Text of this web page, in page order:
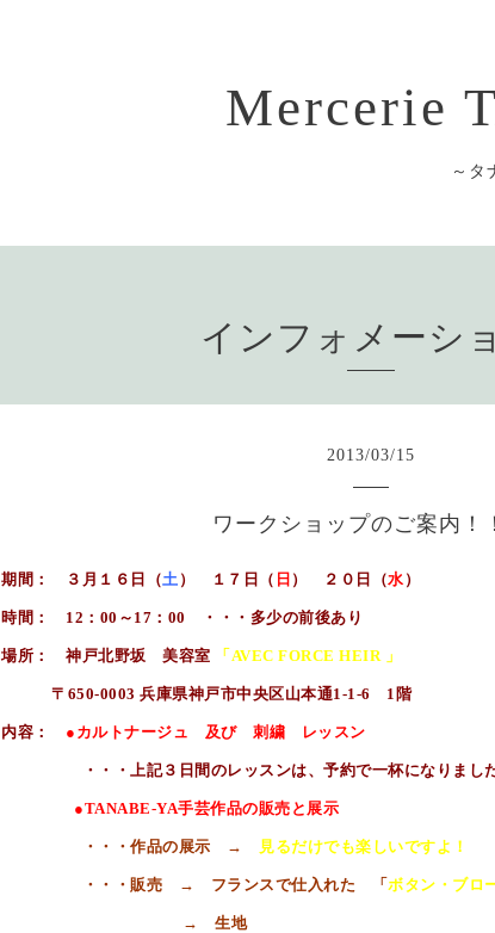
Mercerie
～タ
インフォメーシ
2013/03/15
ワークショップのご案内！
期間： ３月１６日（土 ） １７日（ 日 ） ２０日（水 ）
時間： 12：00～17：00 ・・・多少の前後あり
場所： 神戸北野坂 美容室 「AVEC FORCE HEIR 」
〒650-0003 兵庫県神戸市中央区山本通1-1-6 1階
内容： ●カルトナージュ 及び 刺繍 レッスン
・・・上記３日間のレッスンは、予約で一杯になりました
●TANABE-YA手芸作品の販売と展示
・・・作品の展示 → 見るだけでも楽しいですよ！
・・・販売 → フランスで仕入れた 「 ボタン・ブロ
→ 生地